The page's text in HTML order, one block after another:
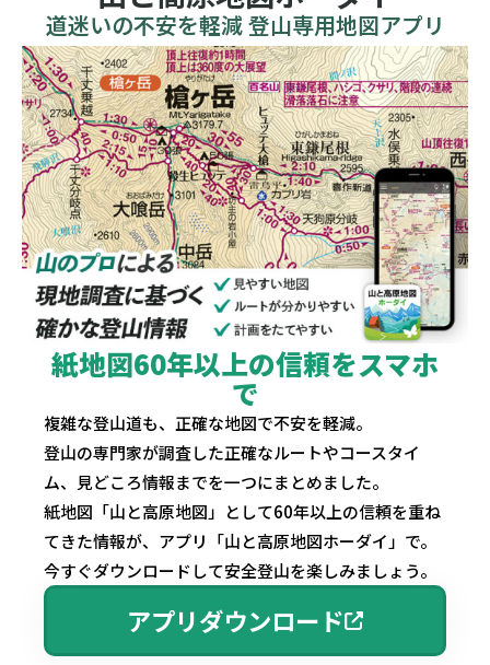
道迷いの不安を軽減 登山専用地図アプリ
紙地図60年以上の信頼をスマホ
で
複雑な登山道も、正確な地図で不安を軽減。
登山の専門家が調査した正確なルートやコースタイ
ム、見どころ情報までを一つにまとめました。
紙地図「山と高原地図」として60年以上の信頼を重ね
てきた情報が、アプリ「山と高原地図ホーダイ」で。
今すぐダウンロードして安全登山を楽しみましょう。
アプリダウンロード